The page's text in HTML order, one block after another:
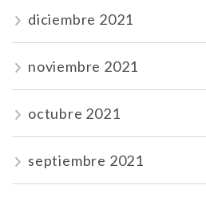
diciembre 2021
noviembre 2021
octubre 2021
septiembre 2021